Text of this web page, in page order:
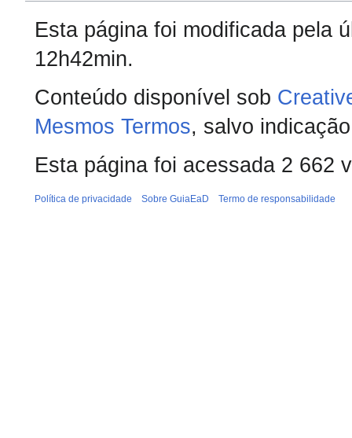
Esta página foi modificada pela
12h42min.
Conteúdo disponível sob
Mesmos Termos, salvo
Esta página foi acessada 2 662
Política de privacidade Sobre GuiaEaD Termo de responsabilidade